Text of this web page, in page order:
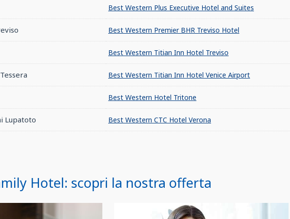
Best Western Plus Executive Hotel and Suites
Best Western Premier BHR Treviso Hotel
Best Western Titian Inn Hotel Treviso
Best Western Titian Inn Hotel Venice Airport
Best Western Hotel Tritone
Lupatoto Best Western CTC Hotel Verona
Hotel: scopri la nostra offerta